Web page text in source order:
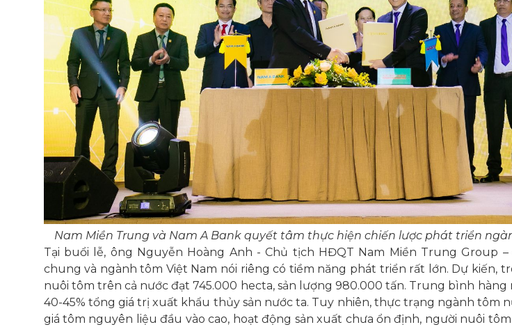
Nam Miền Trung và Nam A Bank quyết tâm thực hiện chiến lược phát triển
Tại buổi lễ, ông Nguyễn Hoàng Anh - Chủ tịch HĐQT Nam Miền Trung Group
chung và ngành tôm Việt Nam nói riêng có tiềm năng phát triển rất lớn. Dự kiến,
nuôi tôm trên cả nước đạt 745.000 hecta, sản lượng 980.000 tấn. Trung bình
40-45% tổng giá trị xuất khẩu thủy sản nước ta. Tuy nhiên, thực trạng ngành tôm
giá tôm nguyên liệu đầu vào cao, hoạt động sản xuất chưa ổn định, người nuôi